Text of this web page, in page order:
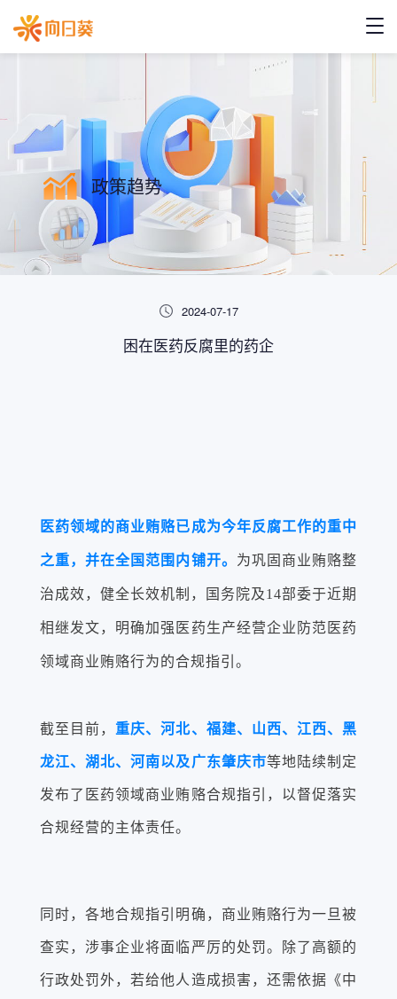
政策趋势
2024-07-17
困在医药反腐里的药企
医药领域的商业贿赂已成为今年反腐工作的重中
之重，并在全国范围内铺开。 为巩固商业贿赂整
治成效，健全长效机制，国务院及14部委于近期
相继发文，明确加强医药生产经营企业防范医药
领域商业贿赂行为的合规指引。
截至目前， 重庆、河北、福建、山西、江西、黑
龙江、湖北、河南以及广东肇庆市等地陆续制定
发布了医药领域商业贿赂合规指引，以督促落实
合规经营的主体责任。
同时，各地合规指引明确，商业贿赂行为一旦被
查实，涉事企业将面临严厉的处罚。除了高额的
行政处罚外，若给他人造成损害，还需依据《中